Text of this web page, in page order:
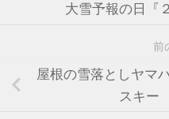
大雪予報の日『
前
屋根の雪落としヤマ
スキー